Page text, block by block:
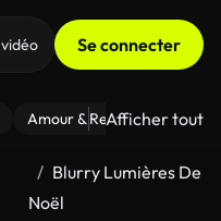
Se connecter
Amour & Relations Le
Afficher tout
Blurry Lumières De
Noël